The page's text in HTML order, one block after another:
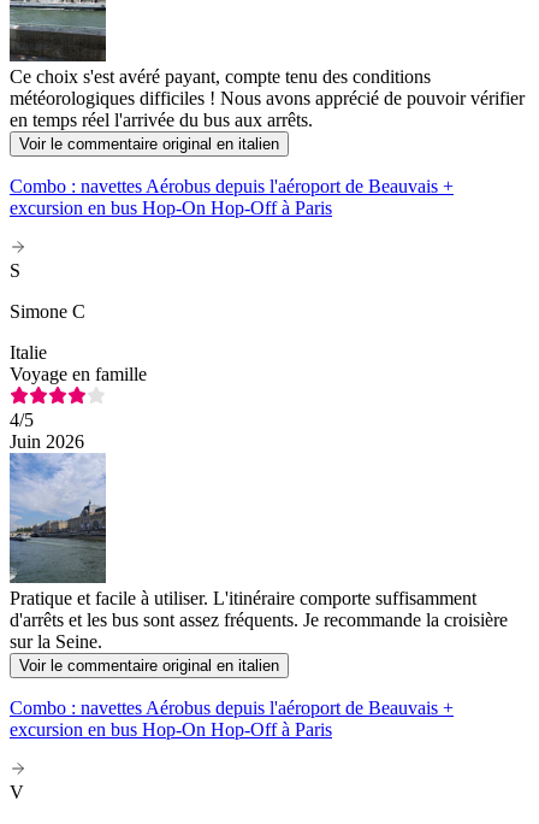
Ce choix s'est avéré payant, compte tenu des conditions
météorologiques difficiles ! Nous avons apprécié de pouvoir vérifier
en temps réel l'arrivée du bus aux arrêts.
Voir le commentaire original en italien
Combo : navettes Aérobus depuis l'aéroport de Beauvais +
excursion en bus Hop-On Hop-Off à Paris
S
Simone C
Italie
Voyage en famille
4/5
Juin 2026
Pratique et facile à utiliser. L'itinéraire comporte suffisamment
d'arrêts et les bus sont assez fréquents. Je recommande la croisière
sur la Seine.
Voir le commentaire original en italien
Combo : navettes Aérobus depuis l'aéroport de Beauvais +
excursion en bus Hop-On Hop-Off à Paris
V